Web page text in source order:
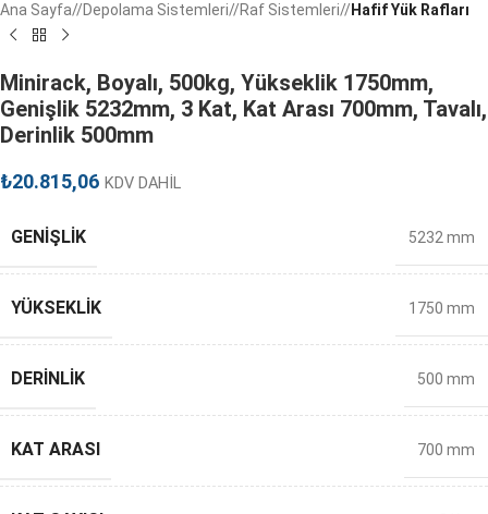
Ana Sayfa/ Depolama Sistemleri/ Raf Sistemleri/ Hafif Yük Rafları
Minirack, Boyalı, 500kg, Yükseklik 1750mm,
Genişlik 5232mm, 3 Kat, Kat Arası 700mm, Tavalı,
Derinlik 500mm
₺20.815,06 KDV DAHİL
GENIŞLIK 5232 mm
YÜKSEKLIK 1750 mm
DERINLIK 500 mm
KAT ARASI 700 mm